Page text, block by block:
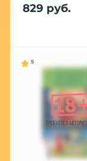
829 руб.
5